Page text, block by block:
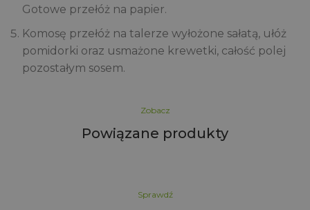
Gotowe przełóż na papier.
Komosę przełóż na talerze wyłożone sałatą, ułóż
pomidorki oraz usmażone krewetki, całość polej
pozostałym sosem.
Zobacz
Powiązane produkty
Sprawdź